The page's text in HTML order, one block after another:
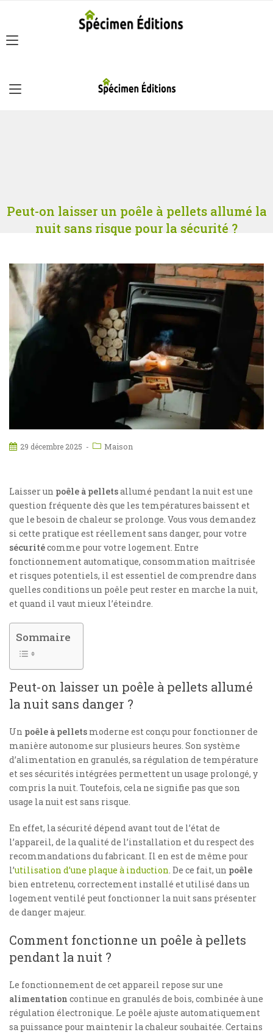
Peut-on laisser un poêle à pellets allumé la
nuit sans risque pour la sécurité ?
29 décembre 2025 Maison
Laisser un poêle à pelletsallumé pendant la nuit est une
question fréquente dès que les températures baissent et
que le besoin de chaleur se prolonge. Vous vous demandez
si cette pratique est réellement sans danger, pour votre
sécuritécomme pour votre logement. Entre
fonctionnement automatique, consommation maîtrisée
et risques potentiels, il est essentiel de comprendre dans
quelles conditions un poêle peut rester en marche la nuit,
et quand il vaut mieux l’éteindre.
Sommaire
Peut-on laisser un poêle à pellets allumé
la nuit sans danger ?
Un poêle à pellets moderne est conçu pour fonctionner de
manière autonome sur plusieurs heures. Son système
d’alimentation en granulés, sa régulation de température
et ses sécurités intégrées permettent un usage prolongé, y
compris la nuit. Toutefois, cela ne signifie pas que son
usage la nuit est sans risque.
En effet, la sécurité dépend avant tout de l’état de
l’appareil, de la qualité de l’installation et du respect des
recommandations du fabricant. Il en est de même pour
l’utilisation d’une plaque à induction . De ce fait, un poêle
bien entretenu, correctement installé et utilisé dans un
logement ventilé peut fonctionner la nuit sans présenter
de danger majeur.
Comment fonctionne un poêle à pellets
pendant la nuit ?
Le fonctionnement de cet appareil repose sur une
alimentation continue en granulés de bois, combinée à une
régulation électronique. Le poêle ajuste automatiquement
sa puissance pour maintenir la chaleur souhaitée. Certains